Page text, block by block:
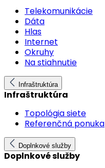
Telekomunikácie
Dáta
Hlas
Internet
Okruhy
Na stiahnutie
Infraštruktúra
Infraštruktúra
Topológia siete
Referenčná ponuka
Doplnkové služby
Doplnkové služby